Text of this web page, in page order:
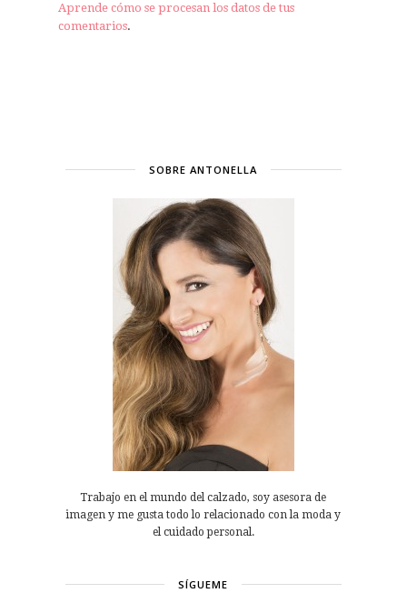
Aprende cómo se procesan los datos de tus
comentarios.
SOBRE ANTONELLA
Trabajo en el mundo del calzado, soy asesora de
imagen y me gusta todo lo relacionado con la moda y
el cuidado personal.
SÍGUEME